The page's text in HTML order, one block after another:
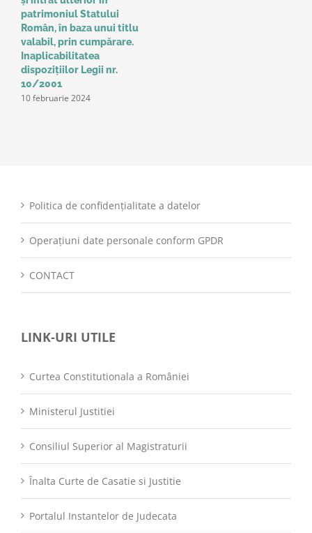
patrimoniul Statului
Român, în baza unui titlu
valabil, prin cumpărare.
Inaplicabilitatea
dispozițiilor Legii nr.
10/2001
10 februarie 2024
Politica de confidențialitate a datelor
Operațiuni date personale conform GPDR
CONTACT
LINK-URI UTILE
Curtea Constitutionala a României
Ministerul Justitiei
Consiliul Superior al Magistraturii
Înalta Curte de Casatie si Justitie
Portalul Instantelor de Judecata